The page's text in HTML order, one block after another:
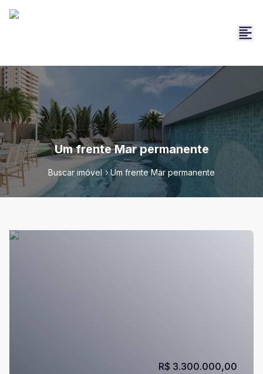
Um frente Mar permanente
Buscar imóvel Um frente Mar permanente
R$ 3.300.000,00